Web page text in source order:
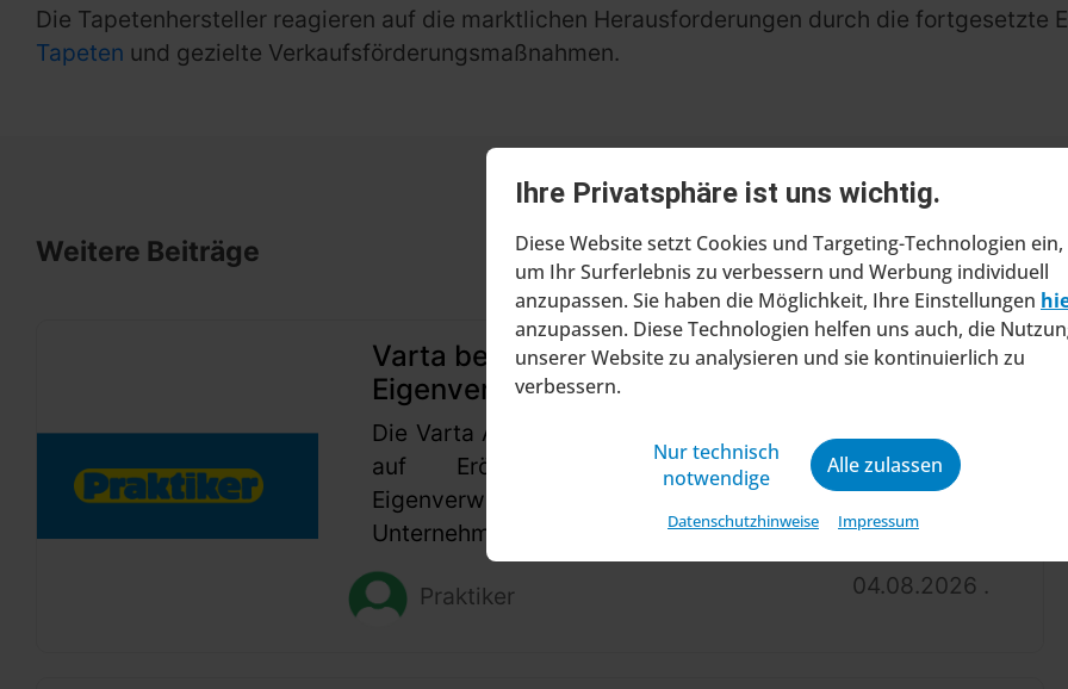
Ihre Privatsphäre ist uns wichtig.
Diese Website setzt Cookies und Targeting-Technologien ein,
um Ihr Surferlebnis zu verbessern und Werbung individuell
anzupassen. Sie haben die Möglichkeit, Ihre Einstellungen
anzupassen. Diese Technologien helfen uns auch, die
unserer Website zu analysieren und sie kontinuierlich zu
verbessern.
Nur technisch
notwendige
Alle zulassen
Datenschutzhinweise Impressum
Die Tapetenhersteller reagieren auf die marktlichen Herausforderungen durch die
Tapeten und gezielte Verkaufsförderungsmaßnahmen.
Weitere Beiträge
Varta beantragt Insolvenzverfahren in
Eigenverwaltung
Die Varta AG hat beim Amtsgericht Stuttgart einen Antrag
auf Eröffnung eines Insolvenzverfahrens in
Eigenverwaltung gestellt. Mit diesem Schritt will das
Unternehmen seine wirtschaftliche Zukunft sic...
Praktiker 04.08.2026 .